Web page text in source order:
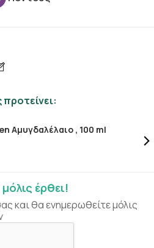
Αμυγδαλέλαιο , 100 ml
έρθει!
και θα ενημερωθείτε μόλις